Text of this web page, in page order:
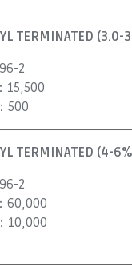
TERMINATED (3.0-
2
15,500
500
TERMINATED (4-
2
60,000
10,000